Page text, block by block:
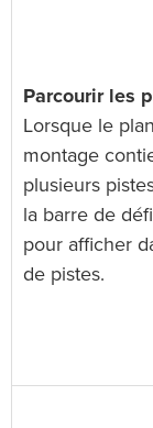
Parcourir les
Lorsque le
montage
plusieurs
la barre de
pour afficher
de pistes.